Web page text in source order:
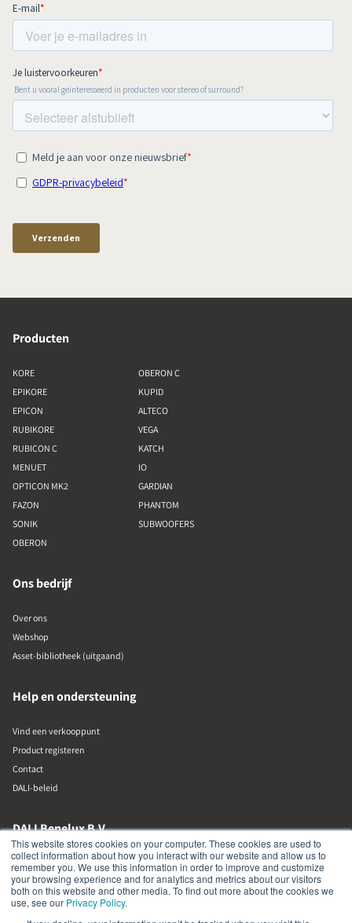
This website stores cookies on your computer. These cookies are used to
collect information about how you interact with our website and allow us to
remember you. We use this information in order to improve and customize
your browsing experience and for analytics and metrics about our visitors
both on this website and other media. To find out more about the cookies we
use, see our Privacy Policy.
Producten
KORE
EPIKORE
EPICON
RUBIKORE
RUBICON C
MENUET
OPTICON MK2
FAZON
SONIK
OBERON
OBERON C
KUPID
ALTECO
VEGA
KATCH
IO
GARDIAN
PHANTOM
SUBWOOFERS
Ons bedrijf
Over ons
Webshop
Asset-bibliotheek (uitgaand)
Help en ondersteuning
Vind een verkooppunt
Product registeren
Contact
DALI-beleid
DALI Benelux B.V.
Putstraat 12c
Waalwijk
5142 RL
The Netherlands